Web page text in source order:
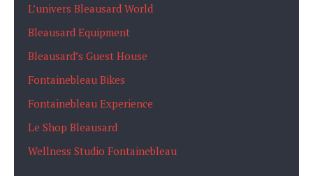
L’univers Bleausard World
Bleausard Equipment
Bleausard’s Guest House
Fontainebleau Bikes
Fontainebleau Experience
Le Shop Bleausard
Wellness Studio Fontainebleau